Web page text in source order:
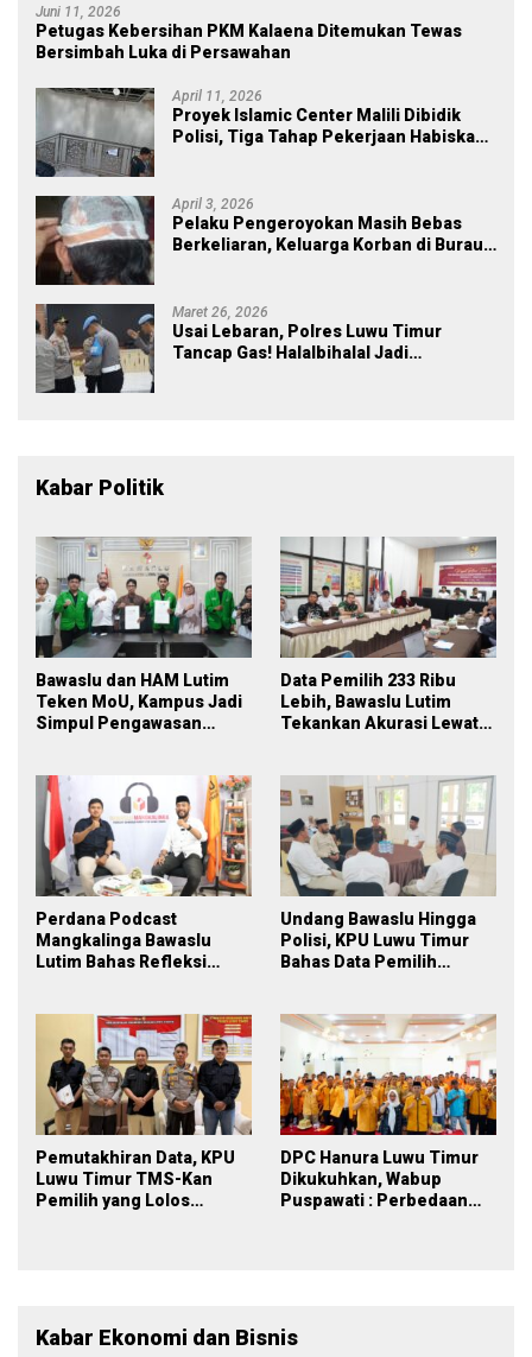
Juni 11, 2026
Petugas Kebersihan PKM Kalaena Ditemukan Tewas
Bersimbah Luka di Persawahan
April 11, 2026
Proyek Islamic Center Malili Dibidik
Polisi, Tiga Tahap Pekerjaan Habiskan
April 3, 2026
Pelaku Pengeroyokan Masih Bebas
Berkeliaran, Keluarga Korban di Burau
Maret 26, 2026
Usai Lebaran, Polres Luwu Timur
Tancap Gas! Halalbihalal Jadi
Kabar Politik
Bawaslu dan HAM Lutim
Teken MoU, Kampus Jadi
Simpul Pengawasan
Data Pemilih 233 Ribu
Lebih, Bawaslu Lutim
Tekankan Akurasi Lewat
Perdana Podcast
Mangkalinga Bawaslu
Lutim Bahas Refleksi
Undang Bawaslu Hingga
Polisi, KPU Luwu Timur
Bahas Data Pemilih
Pemutakhiran Data, KPU
Luwu Timur TMS-Kan
Pemilih yang Lolos
DPC Hanura Luwu Timur
Dikukuhkan, Wabup
Puspawati : Perbedaan
Kabar Ekonomi dan Bisnis